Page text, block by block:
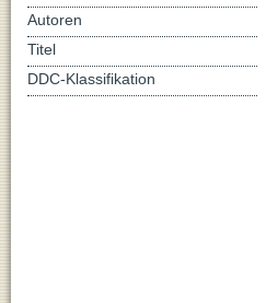
Autoren
Titel
DDC-Klassifikation